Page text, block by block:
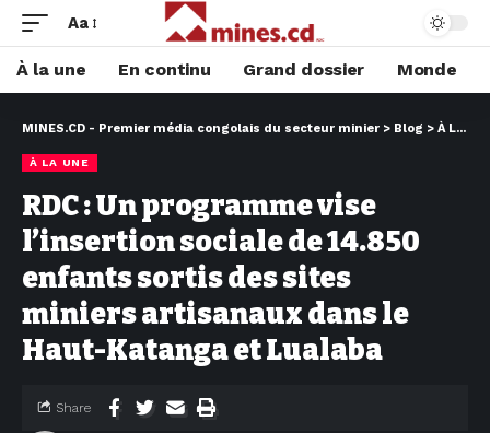
Aa
À la une En continu Grand dossier Monde
MINES.CD - Premier média congolais du secteur minier > Blog > À LA UNE
À LA UNE
RDC : Un programme vise
l’insertion sociale de 14.850
enfants sortis des sites
miniers artisanaux dans le
Haut-Katanga et Lualaba
Share